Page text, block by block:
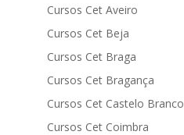
Cursos Cet Aveiro
Cursos Cet Beja
Cursos Cet Braga
Cursos Cet Bragança
Cursos Cet Castelo Branco
Cursos Cet Coimbra